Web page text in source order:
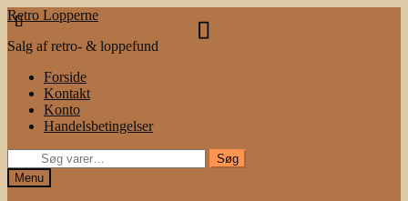
Spring
til
navigation
Spring
til
indhold
Retro Lopperne
Salg af retro- & loppefund
Forside
Kontakt
Konto
Handelsbetingelser
efter:
Søg
Menu